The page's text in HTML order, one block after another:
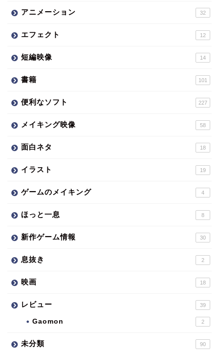
アニメーション 32
エフェクト 12
短編映像 14
書籍 101
便利なソフト 227
メイキング映像 58
面白ネタ 18
イラスト 19
ゲームのメイキング 4
ほっと一息 8
新作ゲーム情報 30
息抜き 2
映画 18
レビュー 39
Gaomon 2
未分類 90